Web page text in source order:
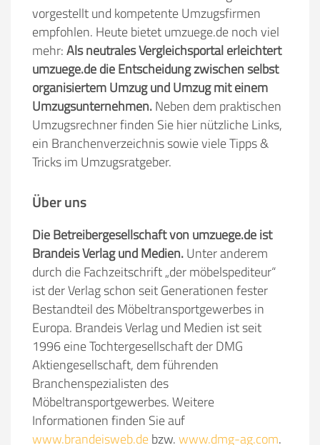
vorgestellt und kompetente Umzugsfirmen
empfohlen. Heute bietet umzuege.de noch viel
mehr:Als neutrales Vergleichsportal erleichtert
umzuege.de die Entscheidung zwischen selbst
organisiertem Umzug und Umzug mit einem
Umzugsunternehmen.Neben dem praktischen
Umzugsrechner finden Sie hier nützliche Links,
ein Branchenverzeichnis sowie viele Tipps &
Tricks im Umzugsratgeber.
Über uns
Die Betreibergesellschaft von umzuege.de ist
Brandeis Verlag und Medien.Unter anderem
durch die Fachzeitschrift „der möbelspediteur“
ist der Verlag schon seit Generationen fester
Bestandteil des Möbeltransportgewerbes in
Europa. Brandeis Verlag und Medien ist seit
1996 eine Tochtergesellschaft der DMG
Aktiengesellschaft, dem führenden
Branchenspezialisten des
Möbeltransportgewerbes. Weitere
Informationen finden Sie auf
www.brandeisweb.debzw.www.dmg-ag.com.